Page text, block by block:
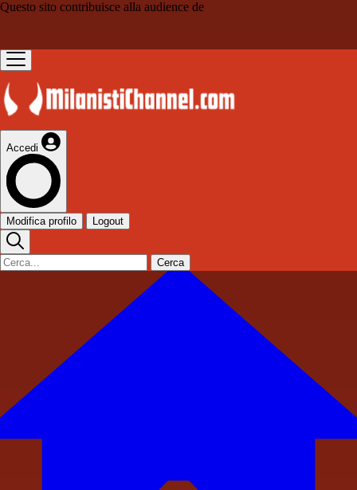
Questo sito contribuisce alla audience de
Accedi
Modifica profilo Logout
Cerca